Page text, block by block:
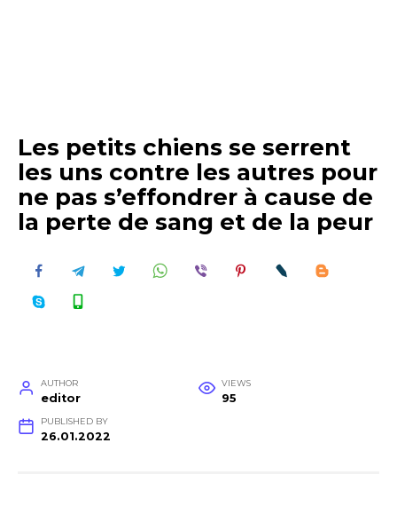
Les petits chiens se serrent
les uns contre les autres pour
ne pas s’effondrer à cause de
la perte de sang et de la peur
AUTHOR
editor
VIEWS
95
PUBLISHED BY
26.01.2022